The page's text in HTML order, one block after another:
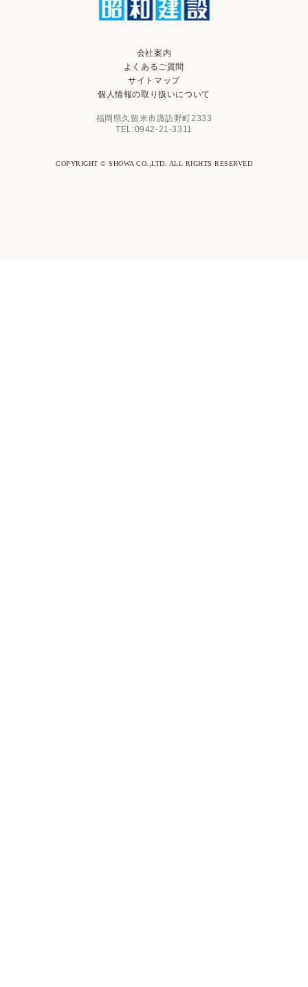
会社案内
よくあるご質問
サイトマップ
個人情報の取り扱いについて
福岡県久留米市諏訪野町2333
TEL:0942-21-3311
COPYRIGHT © SHOWA CO.,LTD. ALL RIGHTS RESERVED